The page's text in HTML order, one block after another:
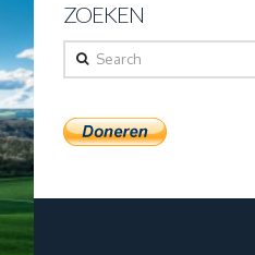
ZOEKEN
Search